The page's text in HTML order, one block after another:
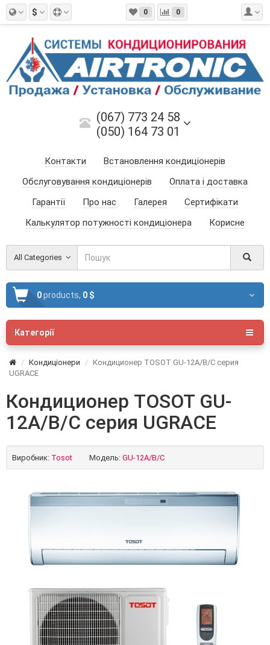
$ 0 0
(067) 773 24 58
(050) 164 73 01
Контакти
Встановлення кондиціонерів
Обслуговування кондиціонерів
Оплата і доставка
Гарантії
Про нас Галерея
Сертифікати
Калькулятор потужності кондиціонера
Корисне
All Categories
0products, 0 $
Категорії
Кондиціонери
Кондиционер TOSOT GU-12A/B/C серия
UGRACE
Кондиционер TOSOT GU-
12A/B/C серия UGRACE
Виробник: Tosot Модель: GU-12A/B/C